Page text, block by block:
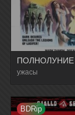
ужасы
BDRip